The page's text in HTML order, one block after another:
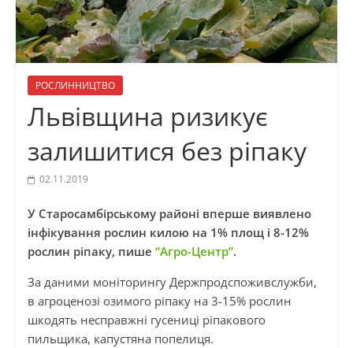
РОСЛИННИЦТВО
Львівщина ризикує
залишитися без ріпаку
02.11.2019
У Старосамбірському районі вперше виявлено
інфікування рослин килою на 1% площ і 8-12%
рослин ріпаку, пише “Агро-Центр”.
За даними моніторингу Держпродспоживслужби,
в агроценозі озимого ріпаку на 3-15% рослин
шкодять несправжні гусениці ріпакового
пильщика, капустяна попелиця.